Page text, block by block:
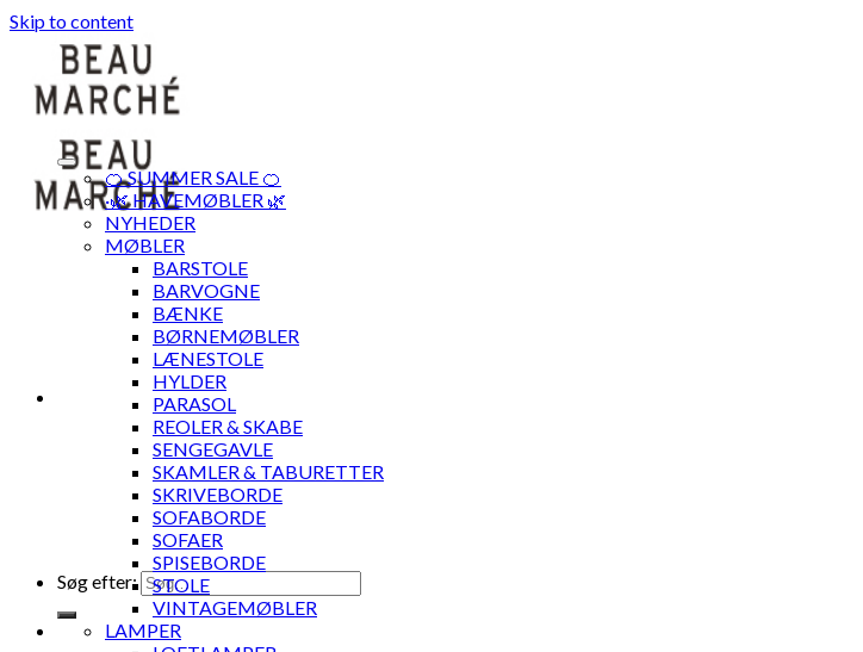
Skip to content
Søg efter:
🍊 SUMMER SALE 🍊
·🌿 HAVEMØBLER 🌿
NYHEDER
MØBLER
BARSTOLE
BARVOGNE
BÆNKE
BØRNEMØBLER
LÆNESTOLE
HYLDER
PARASOL
REOLER & SKABE
SENGEGAVLE
SKAMLER & TABURETTER
SKRIVEBORDE
SOFABORDE
SOFAER
SPISEBORDE
STOLE
VINTAGEMØBLER
LAMPER